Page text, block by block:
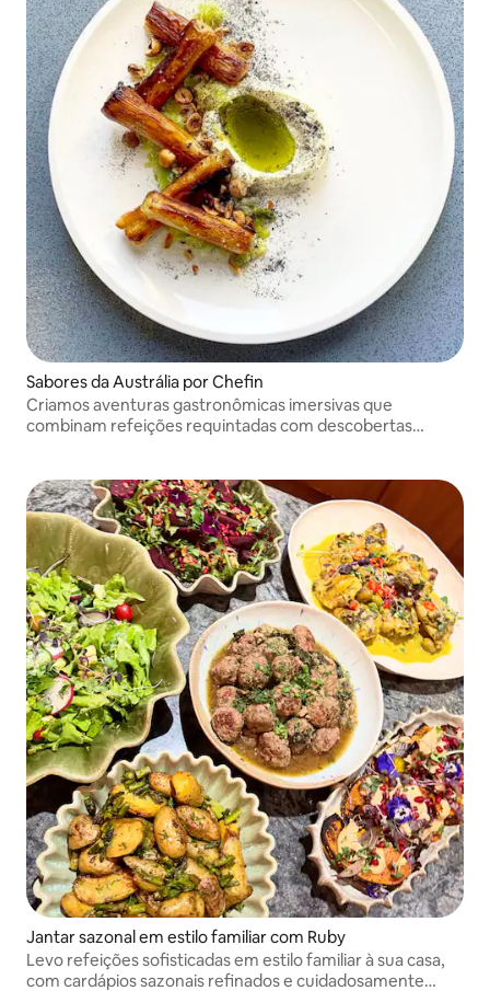
Sabores da Austrália por Chefin
Criamos aventuras gastronômicas imersivas que
combinam refeições requintadas com descobertas
Jantar sazonal em estilo familiar com Ruby
Levo refeições sofisticadas em estilo familiar à sua casa,
com cardápios sazonais refinados e cuidadosamente